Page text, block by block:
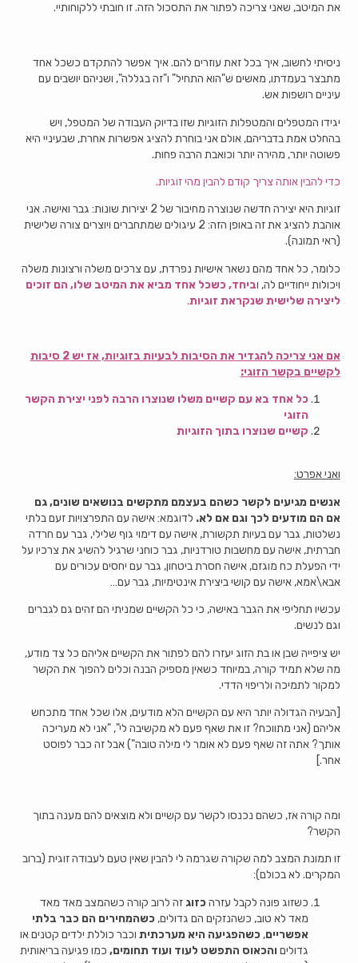
את המיטב, שאני צריכה לפתור את התסכול הזה. זו חובתי ללקוחותיי.
ניסיתי לחשוב, איך בכל זאת עוזרים להם. איך אפשר להתקדם כשכל אחד
מתבצר בעמדתו, מאשים ש"הוא התחיל" ו"זה בגללה", ושניהם יושבים עם
עיניים רושפות אש.
יגידו המטפלים והמטפלות הזוגיות שזו בדיוק העבודה של המטפל, ויש
בהחלט אמת בדבריהם, אולם אני בוחרת להציג אפשרות אחרת, שבעיניי היא
פשוטה יותר, מהירה יותר וכואבת הרבה פחות.
כדי להבין אותה צריך קודם להבין מהי זוגיות.
זוגיות היא יצירה חדשה שנוצרה מחיבור של 2 יצירות שונות: גבר ואישה. אני
אוהבת להציג את זה באופן הזה: 2 עיגולים שמתחברים ויוצרים צורה שלישית
(ראי תמונה).
כלומר, כל אחד מהם נשאר אישיות נפרדת, עם צרכים משלה ורצונות משלה
ויכולות ייחודיים לה, וביחד, כשכל אחד מביא את המיטב שלו, הם זוכים
ליצירה שלישית שנקראת זוגיות.
אם אני צריכה להגדיר את הסיבות לבעיות בזוגיות, אז יש 2 סיבות
לקשיים בקשר הזוגי:
כל אחד בא עם קשיים משלו שנוצרו הרבה לפני יצירת הקשר
הזוגי
קשיים שנוצרו בתוך הזוגיות
ואני אפרט:
אנשים מגיעים לקשר כשהם בעצמם מתקשים בנושאים שונים, גם
אם הם מודעים לכך וגם אם לא. לדוגמא: אישה עם התפרצויות זעם בלתי
נשלטות, גבר עם בעיות תקשורת, אישה עם דימוי גוף שלילי, גבר עם חרדה
חברתית, אישה עם מחשבות טורדניות, גבר כוחני שרגיל להשיג את צרכיו על
ידי הפעלת כח מוגזם, אישה חסרת ביטחון, גבר עם יחסים עכורים עם
אבא\אמא, אישה עם קושי ביצירת אינטימיות, גבר עם…
עכשיו תחליפי את הגבר באישה, כי כל הקשיים שמניתי הם זהים גם לגברים
וגם לנשים.
יש ציפייה שבן או בת הזוג יעזרו להם לפתור את הקשיים אליהם כל צד מודע,
מה שלא תמיד קורה, במיוחד כשאין מספיק הבנה וכלים להפוך את הקשר
למקור לתמיכה ולריפוי הדדי.
[הבעיה הגדולה יותר היא עם הקשיים הלא מודעים, אלו שכל אחד מתכחש
אליהם (אני מתווכח? זו את שאף פעם לא מקשיבה לי", "אני לא מעריכה
אותך? אתה זה שאף פעם לא אומר לי מילה טובה") אבל זה כבר לפוסט
אחר.]
ומה קורה אז, כשהם נכנסו לקשר עם קשיים ולא מוצאים להם מענה בתוך
הקשר?
זו תמונת המצב למה שקורה שגרמה לי להבין שאין טעם לעבודה זוגית (ברוב
המקרים. לא בכולם):
כשזוג פונה לקבל עזרה כזוג זה לרוב קורה כשהמצב מאד מאד
מאד לא טוב, כשהנזקים הם גדולים, כשהמחירים הם כבר בלתי
אפשריים, כשהפגיעה היא מערכתית וכבר כוללת ילדים קטנים או
גדולים והכאוס התפשט לעוד ועוד תחומים, כמו פגיעה בריאותית